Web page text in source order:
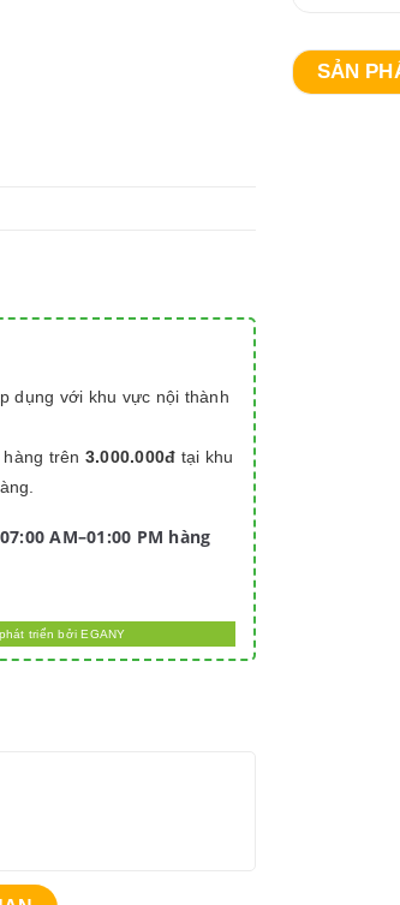
dụng với khu vực nội thành
trên 3.000.000đ tại khu
AM–01:00 PM hàng
triển bởi EGANY
SẢN